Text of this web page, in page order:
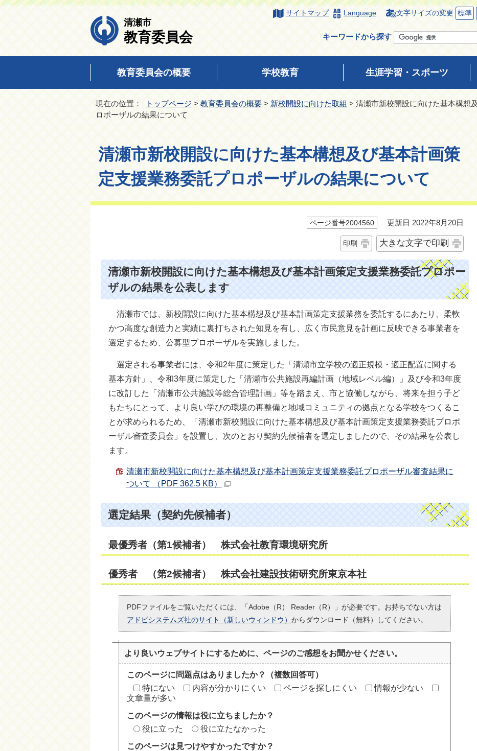
清瀬市
教育委員会
サイトマップ Language 文字サイズの変更 標準
キーワードから探す
教育委員会の概要 学校教育 生涯学習・スポーツ
現在の位置： トップページ > 教育委員会の概要 > 新校開設に向けた取組 > 清瀬市新校開設に向けた基本構想
ロポーザルの結果について
清瀬市新校開設に向けた基本構想及び基本計画策
定支援業務委託プロポーザルの結果について
ページ番号2004560 更新日 2022年8月20日
印刷 大きな文字で印刷
清瀬市新校開設に向けた基本構想及び基本計画策定支援業務委託プロポー
ザルの結果を公表します
清瀬市では、新校開設に向けた基本構想及び基本計画策定支援業務を委託するにあたり、柔軟
かつ高度な創造力と実績に裏打ちされた知見を有し、広く市民意見を計画に反映できる事業者を
選定するため、公募型プロポーザルを実施しました。
選定される事業者には、令和2年度に策定した「清瀬市立学校の適正規模・適正配置に関する
基本方針」、令和3年度に策定した「清瀬市公共施設再編計画（地域レベル編）」及び令和3年度
に改訂した「清瀬市公共施設等総合管理計画」等を踏まえ、市と協働しながら、将来を担う子ど
もたちにとって、より良い学びの環境の再整備と地域コミュニティの拠点となる学校をつくるこ
とが求められるため、「清瀬市新校開設に向けた基本構想及び基本計画策定支援業務委託プロポ
ーザル審査委員会」を設置し、次のとおり契約先候補者を選定しましたので、その結果を公表し
ます。
清瀬市新校開設に向けた基本構想及び基本計画策定支援業務委託プロポーザル審査結果に
ついて （PDF 362.5 KB）
選定結果（契約先候補者）
最優秀者（第1候補者） 株式会社教育環境研究所
優秀者 （第2候補者） 株式会社建設技術研究所東京本社
PDFファイルをご覧いただくには、「Adobe（R） Reader（R）」が必要です。お持ちでない方は
アドビシステムズ社のサイト（新しいウィンドウ） からダウンロード（無料）してください。
より良いウェブサイトにするために、ページのご感想をお聞かせください。
このページに問題点はありましたか？（複数回答可）
特にない
内容が分かりにくい ページを探しにくい
情報が少ない
文章量が多い
このページの情報は役に立ちましたか？
役に立った
役に立たなかった
このページは見つけやすかったですか？